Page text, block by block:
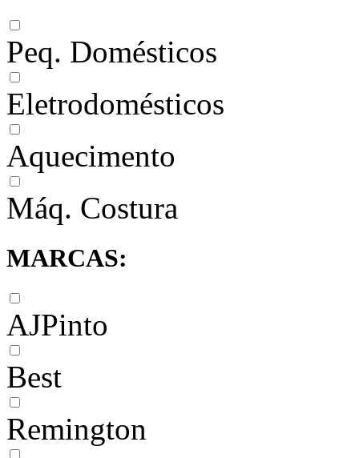
Peq. Domésticos
Eletrodomésticos
Aquecimento
Máq. Costura
MARCAS:
AJPinto
Best
Remington